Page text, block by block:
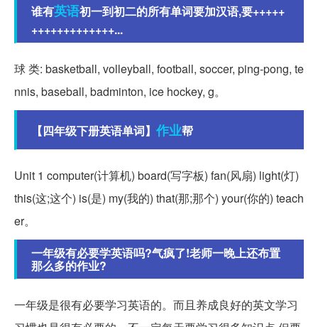
谁有英语初一到初二的所有单词要加汉语,要+++++
+++++++++++++...
球 类: basketball, volleyball, football, soccer, ping-pong, te
nnis, baseball, badminton, ice hockey, g。
【四年级下册英语单词】 作业帮
Unit 1 computer(计算机) board(写字板) fan(风扇) light(灯)
this(这;这个) is(是) my(我的) that(那;那个) your(你的) teach
er。
一年级有必要学英语吗?气疯了!老师一晚上还布置
那么多的作业?
一年级是很有必要学习英语的。而且养成良好的英文学习